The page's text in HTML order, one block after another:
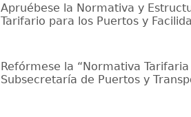
Apruébese la Normativa y
Tarifario para los Puertos y
Refórmese la “Normativa
Subsecretaría de Puertos y